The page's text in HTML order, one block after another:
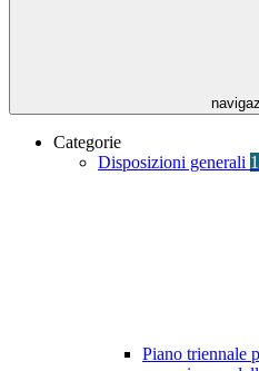
Categorie
Disposizioni generali
Piano triennale